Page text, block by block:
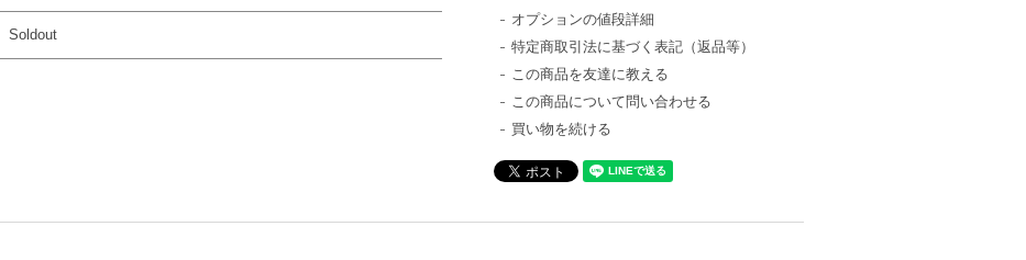
Soldout
オプションの値段詳細
特定商取引法に基づく表記（返品等）
この商品を友達に教える
この商品について問い合わせる
買い物を続ける